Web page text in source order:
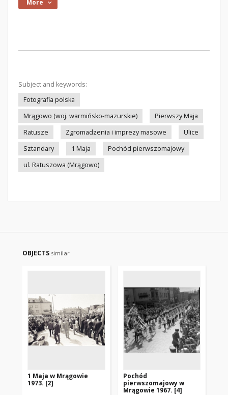
More
Subject and keywords:
Fotografia polska
Mrągowo (woj. warmińsko-mazurskie)
Pierwszy Maja
Ratusze
Zgromadzenia i imprezy masowe
Ulice
Sztandary
1 Maja
Pochód pierwszomajowy
ul. Ratuszowa (Mrągowo)
OBJECTS similar
1 Maja w Mrągowie
1973. [2]
Pochód
pierwszomajowy w
Mrągowie 1967. [4]